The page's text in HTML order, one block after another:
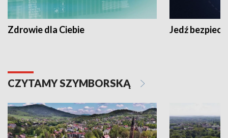
Zdrowie dla Ciebie Jedź
CZYTAMY SZYMBORSKĄ